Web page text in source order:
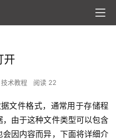
开
技术教程 阅读 22
文件格式，通常用于存储程
由于这种文件类型可以包含
因内容而异，下面将详细介